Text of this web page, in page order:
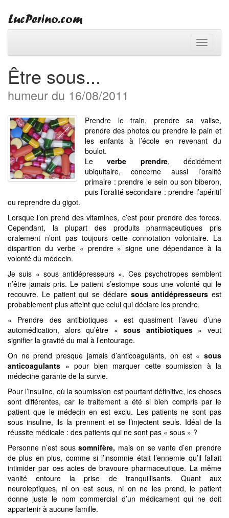
Toggle
Être sous...
humeur du 16/08/2011
Prendre le train, prendre sa valise,
prendre des photos ou prendre le pain et
les enfants à l’école en revenant du
boulot.
Leverbe prendre, décidément
ubiquitaire, concerne aussi l’oralité
primaire : prendre le sein ou son biberon,
puis l’oralité secondaire : prendre l’apéritif
ou reprendre du gigot.
Lorsque l’on prend des vitamines, c’est pour prendre des forces.
Cependant, la plupart des produits pharmaceutiques pris
oralement n’ont pas toujours cette connotation volontaire. La
disparition du verbe « prendre » signe une dépendance à la
volonté du médecin.
Je suis « sous antidépresseurs ». Ces psychotropes semblent
n’être jamais pris. Le patient s’estompe sous une volonté qui le
recouvre. Le patient qui se déclare sous antidépresseurs est
probablement plus atteint que celui qui déclare les prendre.
« Prendre des antibiotiques » est quasiment l’aveu d’une
automédication, alors qu’être « sous antibiotiques» veut
signifier la gravité du mal à l’entourage.
On ne prend presque jamais d’anticoagulants, on est « sous
anticoagulants » pour bien marquer cette soumission à la
médecine garante de la survie.
Pour l’insuline, où la soumission est pourtant définitive, les choses
sont différentes, car le traitement a été si bien compris par le
patient que le médecin en est exclu. Les patients ne sont pas
sous insuline, ils la prennent et se l’injectent seuls. Idéal de la
réussite médicale : des patients qui ne sont pas « sous » ?
Personne n’est soussomnifère, mais on se vante d’en prendre
de plus en plus, comme si l’insomnie était l’ennemie qu’il fallait
intimider par ces actes de bravoure pharmaceutique. La même
vanité entoure la prise de tranquillisants. Quant aux
neuroleptiques, ni on est sous, ni on ne les prend, le patient
donne juste le nom commercial d’un médicament qui ne doit
appartenir à aucune famille.